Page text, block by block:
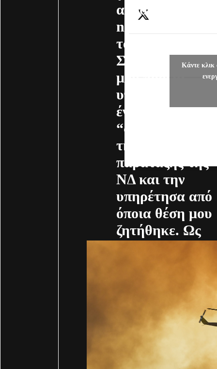
αποστολής
newsletter από
το γραφείο μου.
Στην πολιτική
μου πορεία
υπήρξα πάντοτε
ένας
“στρατιώτης”
της μεγάλης
παράταξης της
ΝΔ και την
υπηρέτησα από
όποια θέση μου
ζητήθηκε. Ως
Κάντε